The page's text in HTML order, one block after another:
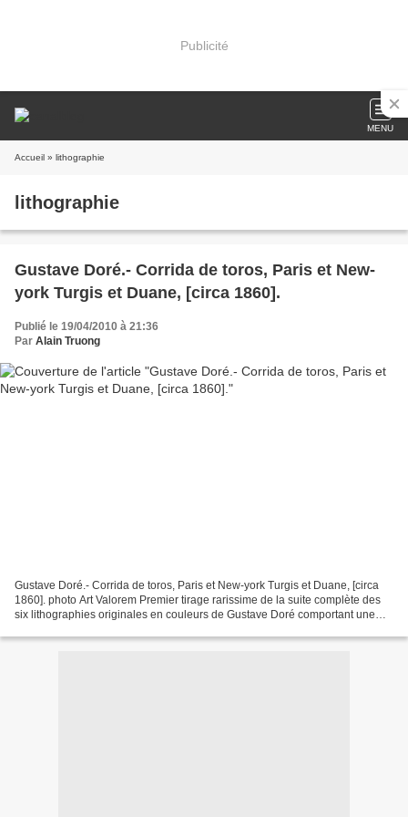
Publicité
MENU
Accueil » lithographie
lithographie
Gustave Doré.- Corrida de toros, Paris et New-
york Turgis et Duane, [circa 1860].
Publié le 19/04/2010 à 21:36
Par Alain Truong
Gustave Doré.- Corrida de toros, Paris et New-york Turgis et Duane, [circa
1860]. photo Art Valorem Premier tirage rarissime de la suite complète des
six lithographies originales en couleurs de Gustave Doré comportant une